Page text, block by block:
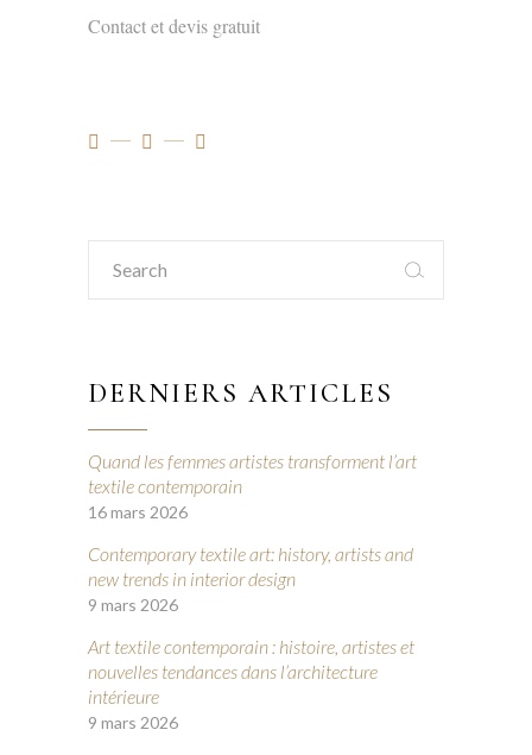
Contact et devis gratuit
Search
for:
DERNIERS ARTICLES
Quand les femmes artistes transforment l’art
textile contemporain
16 mars 2026
Contemporary textile art: history, artists and
new trends in interior design
9 mars 2026
Art textile contemporain : histoire, artistes et
nouvelles tendances dans l’architecture
intérieure
9 mars 2026